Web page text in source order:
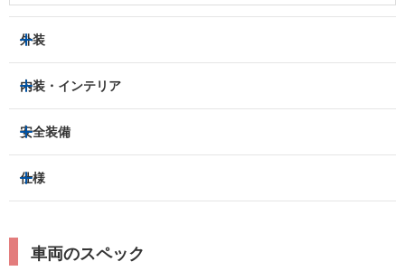
外装
ヘッドライト
アルミホイール：
サンルーフ/ガラスルーフ
ルーフレール
内装・インテリア
3列シート
ベンチシート
パワーシート
シートヒーター
安全装備
トラクションコントロール
レーンキープアシスト
横滑り防止装置
衝突被害軽減プレーキ
仕様
車両のスペック